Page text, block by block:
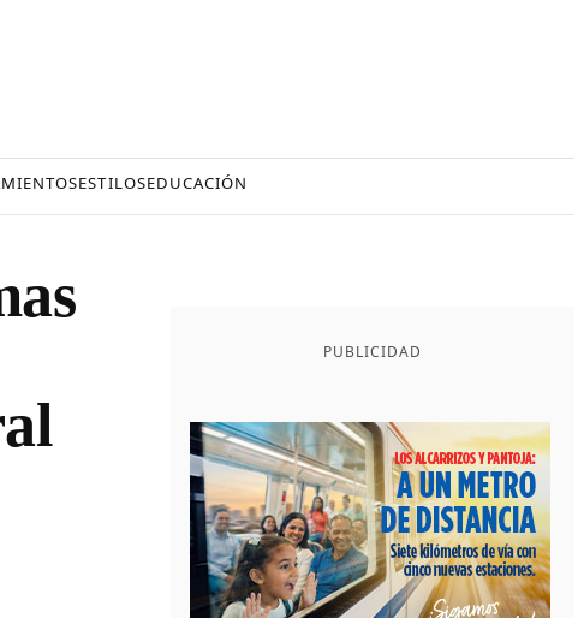
ESTILOSEDUCACIÓN
PUBLICIDAD